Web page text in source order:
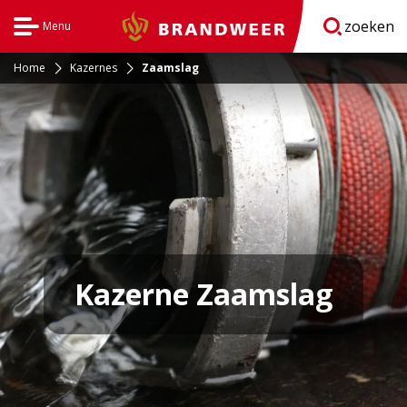
Menu Brandweer zoeken
Home Kazernes Zaamslag
Kazerne Zaamslag